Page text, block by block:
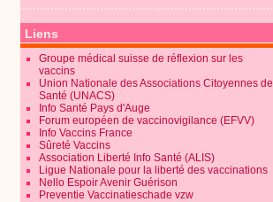
Liens
Groupe médical suisse de réflexion sur les
vaccins
Union Nationale des Associations Citoyennes de
Santé (UNACS)
Info Santé Pays d'Auge
Forum européen de vaccinovigilance (EFVV)
Info Vaccins France
Sûreté Vaccins
Association Liberté Info Santé (ALIS)
Ligue Nationale pour la liberté des vaccinations
Nello Espoir Avenir Guérison
Preventie Vaccinatieschade vzw